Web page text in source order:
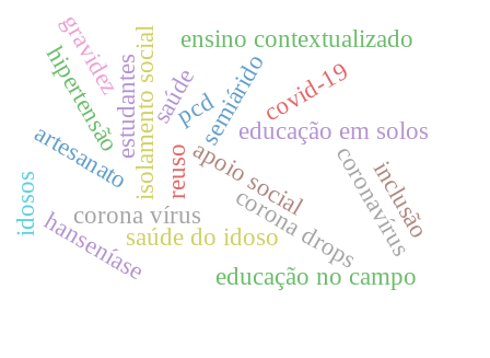
corona vírus
isolamento social semiárido
estudantes
apoio social
saúde do idoso
educação em solos
ensino contextualizado
corona dropscoronavírus
hipertensão covid-19
saúde
artesanato reuso
hanseníase
idosos inclusão
pcd
educação no campo
gravidez